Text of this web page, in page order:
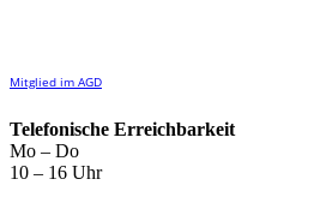
Mitglied im AGD
Telefonische Erreichbarkeit
Mo – Do
10 – 16 Uhr